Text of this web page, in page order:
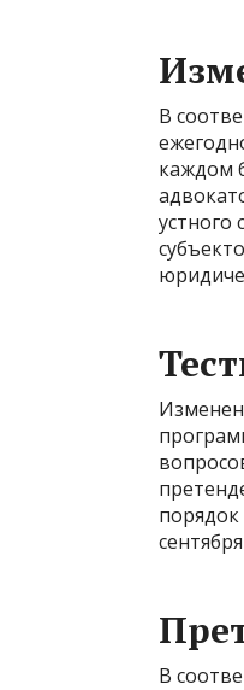
В
каждом
устного
порядок
В